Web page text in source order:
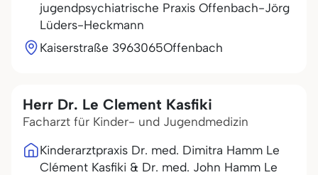
jugendpsychiatrische Praxis Offenbach-Jörg
Lüders-Heckmann
Kaiserstraße 3963065Offenbach
Herr Dr. Le Clement Kasfiki
Facharzt für Kinder- und Jugendmedizin
Kinderarztpraxis Dr. med. Dimitra Hamm Le
Clément Kasfiki & Dr. med. John Hamm Le